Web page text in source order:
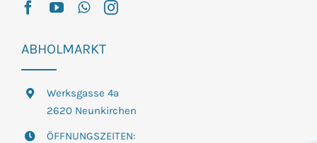
ABHOLMARKT
Werksgasse 4a
2620 Neunkirchen
ÖFFNUNGSZEITEN: